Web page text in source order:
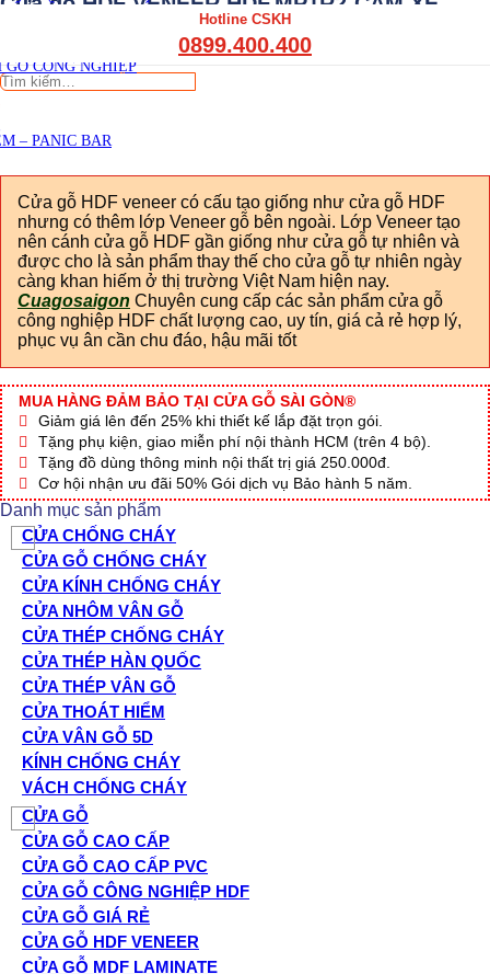
CẦU THANG GỖ
GỖ CÔNG NGHIỆP
– PANIC BAR
Hotline CSKH
0899.400.400
Tìm
Cửa gỗ HDF veneer có cấu tạo giống như cửa gỗ HDF
nhưng có thêm lớp Veneer gỗ bên ngoài. Lớp Veneer tạo
nên cánh cửa gỗ HDF gần giống như cửa gỗ tự nhiên và
được cho là sản phẩm thay thế cho cửa gỗ tự nhiên ngày
càng khan hiếm ở thị trường Việt Nam hiện nay.
Cuagosaigon Chuyên cung cấp các sản phẩm cửa gỗ
công nghiệp HDF chất lượng cao, uy tín, giá cả rẻ hợp lý,
phục vụ ân cần chu đáo, hậu mãi tốt
MUA HÀNG ĐẢM BẢO TẠI CỬA GỖ SÀI GÒN®
Giảm giá lên đến 25% khi thiết kế lắp đặt trọn gói.
Tặng phụ kiện, giao miễn phí nội thành HCM (trên 4 bộ).
Tặng đồ dùng thông minh nội thất trị giá 250.000đ.
Cơ hội nhận ưu đãi 50% Gói dịch vụ Bảo hành 5 năm.
Danh mục sản phẩm
CỬA CHỐNG CHÁY
CỬA GỖ CHỐNG CHÁY
CỬA KÍNH CHỐNG CHÁY
CỬA NHÔM VÂN GỖ
CỬA THÉP CHỐNG CHÁY
CỬA THÉP HÀN QUỐC
CỬA THÉP VÂN GỖ
CỬA THOÁT HIỂM
CỬA VÂN GỖ 5D
KÍNH CHỐNG CHÁY
VÁCH CHỐNG CHÁY
CỬA GỖ
CỬA GỖ CAO CẤP
CỬA GỖ CAO CẤP PVC
CỬA GỖ CÔNG NGHIỆP HDF
CỬA GỖ GIÁ RẺ
CỬA GỖ HDF VENEER
CỬA GỖ MDF LAMINATE